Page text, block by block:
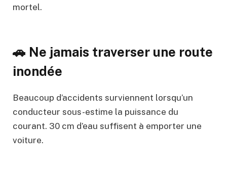
mortel.
🚗 Ne jamais traverser une route
inondée
Beaucoup d’accidents surviennent lorsqu’un
conducteur sous-estime la puissance du
courant. 30 cm d’eau suffisent à emporter une
voiture.